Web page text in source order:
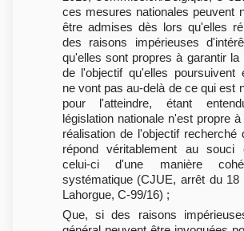
ces mesures nationales peuvent
être admises dès lors qu'elles
des raisons impérieuses
qu'elles sont propres à garantir la
de l'objectif qu'elles poursuivent
ne vont pas au-delà de ce qui est
pour l'atteindre, étant
législation nationale n'est propre
réalisation de l'objectif recherché
répond véritablement au souci
celui-ci d'une manière
systématique (CJUE, arrêt du 18
Lahorgue, C-99/16) ;
Que, si des raisons